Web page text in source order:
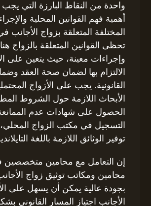
واحدة من النقاط البارزة التي يجب
أهمية فهم القوانين المحلية
المختلفة المتعلقة بزواج الأجانب في
تحظى القوانين المتعلقة بالزواج
وإجراءات معينة، حيث يتعين على
الالتزام بها لضمان صحة العقد
القانونية. يجب على الأزواج
الأبحاث اللازمة حول الشروط
الحصول على شهادات عدم
التسجيل في مكتب الزواج
توفير الوثائق اللازمة باللغة
إن التعامل مع محامين
محامين ومكاتب توثيق زواج
بجودة عالية يمكن أن يسهل على
الأجانب اجتياز المسار القانوني